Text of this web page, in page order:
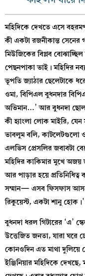
মহিদিকে দেখতে এসে
কী একটা রজনীকান্ত সেনের
মিউজিকের বিপ্লব
পেছনপাকা ভাই। মহিদির
ভূপতি জ্যাঠার ছেলেটাকে
ওমা, বিপিএল বুধনদার
অভিমান…’ আর বুধনদা
কী হ্যাংলা লোক মাইরি,
ভাবলুম বলি, কাটলেটগুলো
এলভিস প্রেসলির জবাবটা
মহিদির কাকিমার মুখে অজয়
আর পাড়ার হয়ে প্রতিনিধিত্ব
সম্মান— এসব ফিসফাস
রিকুয়েস্ট, একটা শানু
বুধনদা ধরল গিটারের ‘এ’
উত্তেজিত জনতা, যারা ঘরে
কোনওদিন এত মাথা দুলিয়ে
ইঞ্জিনিয়ার মহিদিকে